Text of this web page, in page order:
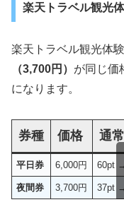
楽天トラベル観光
楽天トラベル観光体験
（3,700円） が同じ価
になります。
券種 価格 通
平日券 6,000円 60pt
夜間券 3,700円 37pt